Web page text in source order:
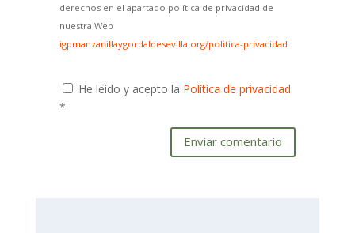
derechos en el apartado política de privacidad de
nuestra Web
igpmanzanillaygordaldesevilla.org/politica-privacidad
He leído y acepto la Política de privacidad
*
Enviar comentario